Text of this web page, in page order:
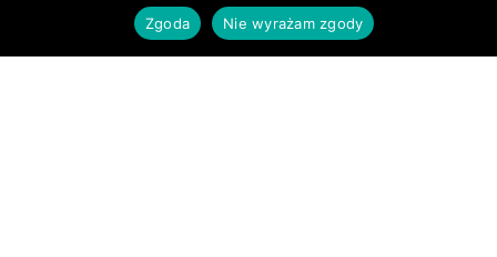
Dokumenty
Wykaz podręczników
Zgoda
Nie wyrażam zgody